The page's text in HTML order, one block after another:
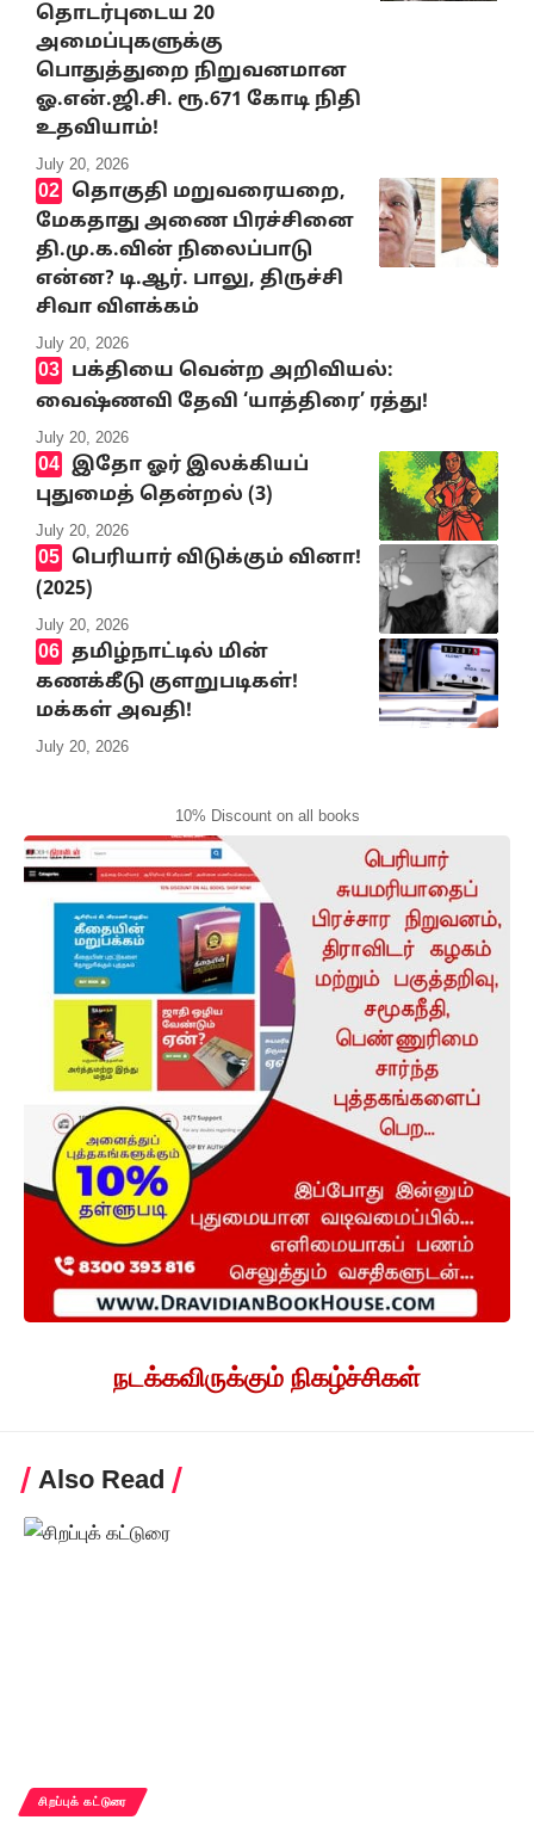
தொடர்புடைய 20
அமைப்புகளுக்கு
பொதுத்துறை நிறுவனமான
ஓ.என்.ஜி.சி. ரூ.671 கோடி நிதி
உதவியாம்!
July 20, 2026
தொகுதி மறுவரையறை,
மேகதாது அணை பிரச்சினை
தி.மு.க.வின் நிலைப்பாடு
என்ன? டி.ஆர். பாலு, திருச்சி
சிவா விளக்கம்
July 20, 2026
பக்தியை வென்ற அறிவியல்:
வைஷ்ணவி தேவி ‘யாத்திரை’ ரத்து!
July 20, 2026
இதோ ஓர் இலக்கியப்
புதுமைத் தென்றல் (3)
July 20, 2026
பெரியார் விடுக்கும் வினா!
(2025)
July 20, 2026
தமிழ்நாட்டில் மின்
கணக்கீடு குளறுபடிகள்!
மக்கள் அவதி!
July 20, 2026
10% Discount on all books
நடக்கவிருக்கும் நிகழ்ச்சிகள்
Also Read
சிறப்புக் கட்டுரை